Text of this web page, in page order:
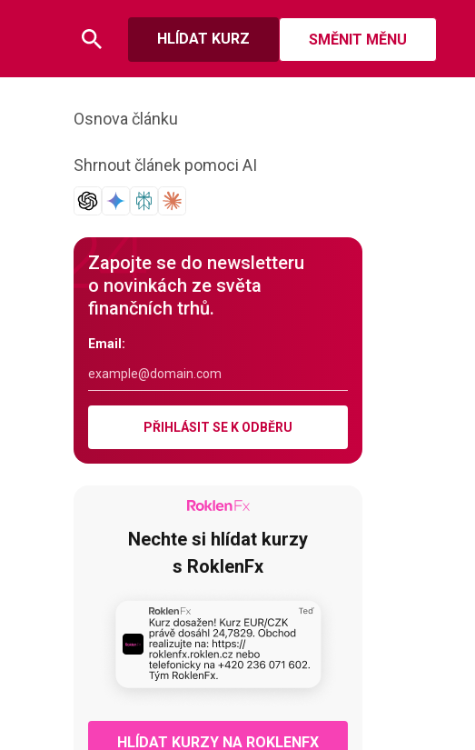
HLÍDAT KURZ SMĚNIT MĚNU
Osnova článku
Shrnout článek pomoci AI
Zapojte se do newsletteru
o novinkách ze světa
finančních trhů.
Email:
PŘIHLÁSIT SE K ODBĚRU
Nechte si hlídat kurzy
s RoklenFx
HLÍDAT KURZY NA ROKLENFX